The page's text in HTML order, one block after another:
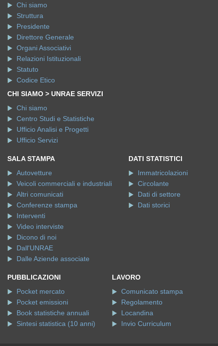
Chi siamo
Struttura
Presidente
Direttore Generale
Organi Associativi
Relazioni Istituzionali
Statuto
Codice Etico
CHI SIAMO > UNRAE SERVIZI
Chi siamo
Centro Studi e Statistiche
Ufficio Analisi e Progetti
Ufficio Servizi
SALA STAMPA
Autovetture
Veicoli commerciali e industriali
Altri comunicati
Conferenze stampa
Interventi
Video interviste
Dicono di noi
Dall'UNRAE
Dalle Aziende associate
DATI STATISTICI
Immatricolazioni
Circolante
Dati di settore
Dati storici
PUBBLICAZIONI
Pocket mercato
Pocket emissioni
Book statistiche annuali
Sintesi statistica (10 anni)
LAVORO
Comunicato stampa
Regolamento
Locandina
Invio Curriculum